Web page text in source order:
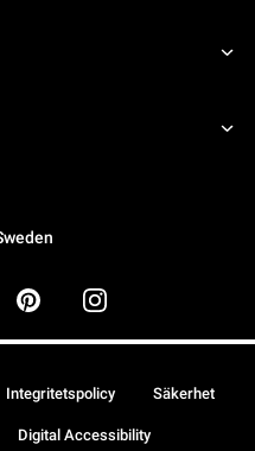
Integritetspolicy Säkerhet
Digital Accessibility